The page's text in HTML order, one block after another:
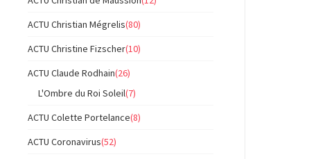
ACTU Christian Mégrelis(80)
ACTU Christine Fizscher(10)
ACTU Claude Rodhain(26)
L'Ombre du Roi Soleil(7)
ACTU Colette Portelance(8)
ACTU Coronavirus(52)